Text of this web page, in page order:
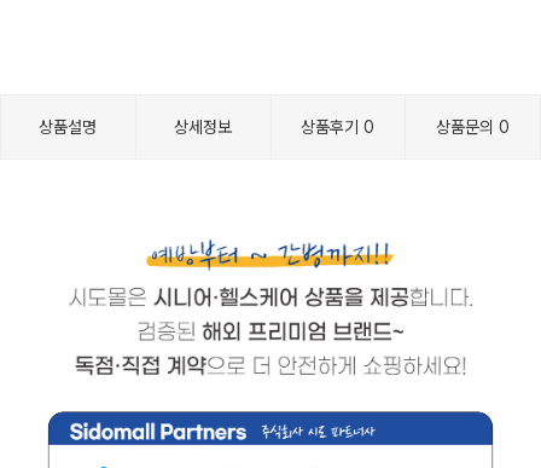
상품설명 상세정보 상품후기0 상품문의0